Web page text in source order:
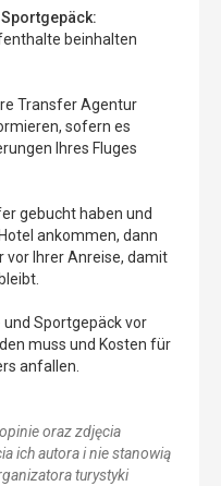
beinhalten
Transfer Agentur
sofern es
Ihres Fluges
gebucht haben und
ankommen, dann
vor Ihrer Anreise, damit
und Sportgepäck vor
muss und Kosten für
anfallen.
oraz zdjęcia
ich autora i nie stanowią
turystyki